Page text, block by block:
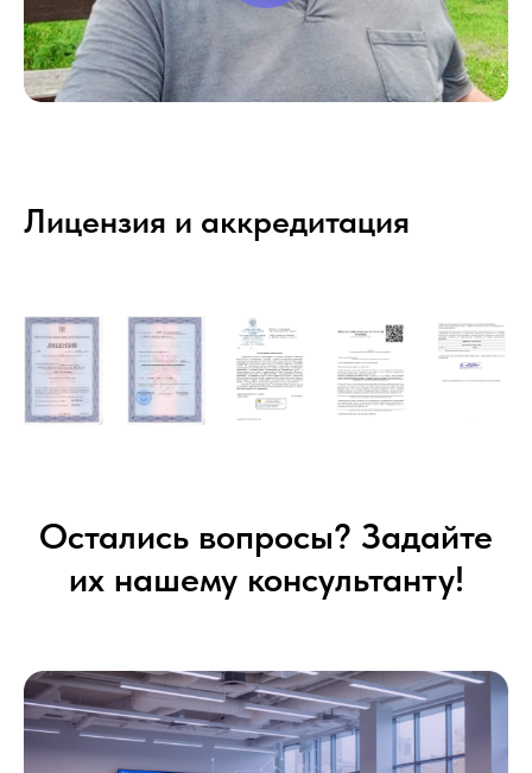
Лицензия и аккредитация
Остались вопросы? Задайте
их нашему консультанту!